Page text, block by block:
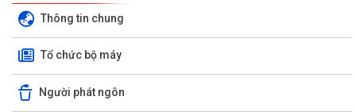
Thông tin chung
Tổ chức bộ máy
Người phát ngôn